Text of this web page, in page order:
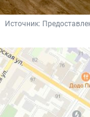
Источник: